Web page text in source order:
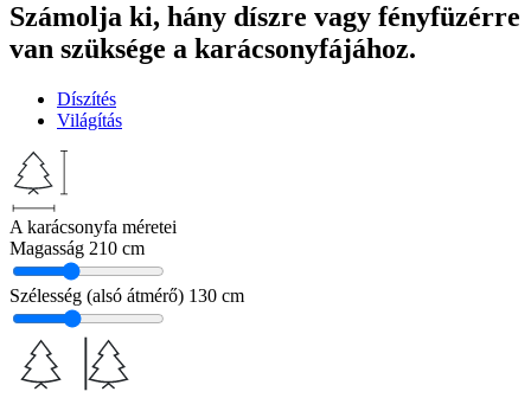
Számolja ki, hány díszre vagy fényfüzérre
van szüksége a karácsonyfájához.
Díszítés
Világítás
A karácsonyfa méretei
Magasság 210 cm
Szélesség (alsó átmérő) 130 cm